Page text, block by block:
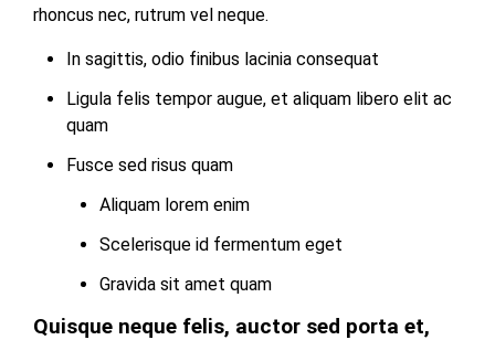
DPRD
BAWANG
WAYKANAN
KEBIJAKAN
rhoncus nec, rutrum vel neque.
In sagittis, odio finibus lacinia consequat
Ligula felis tempor augue, et aliquam libero elit ac
quam
Fusce sed risus quam
Aliquam lorem enim
Scelerisque id fermentum eget
Gravida sit amet quam
Quisque neque felis, auctor sed porta et,